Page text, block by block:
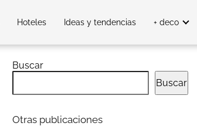
Hoteles Ideas y tendencias + deco
Buscar
Buscar
Otras publicaciones